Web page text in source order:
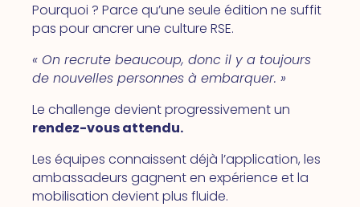
Pourquoi ? Parce qu’une seule édition ne suffit
pas pour ancrer une culture RSE.
« On recrute beaucoup, donc il y a toujours
de nouvelles personnes à embarquer. »
Le challenge devient progressivement un
rendez-vous attendu.
Les équipes connaissent déjà l’application, les
ambassadeurs gagnent en expérience et la
mobilisation devient plus fluide.